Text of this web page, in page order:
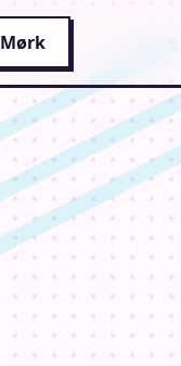
Mørk